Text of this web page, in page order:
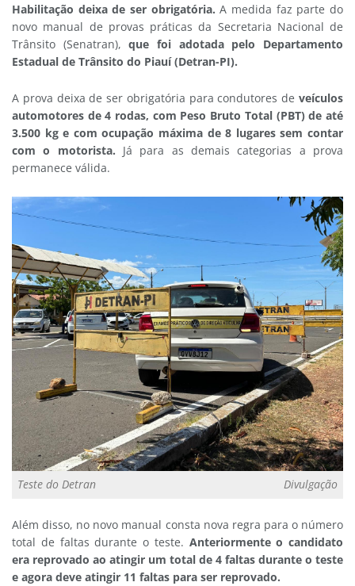
Habilitação deixa de ser obrigatória. A medida faz parte do
novo manual de provas práticas da Secretaria Nacional de
Trânsito (Senatran),que foi adotada pelo Departamento
Estadual de Trânsito do Piauí (Detran-PI).
A prova deixa de ser obrigatória para condutores de veículos
automotores de 4 rodas, com Peso Bruto Total (PBT) de até
3.500 kg e com ocupação máxima de 8 lugares sem contar
com o motorista. Já para as demais categorias a prova
permanece válida.
Teste do Detran Divulgação
Além disso, no novo manual consta nova regra para o número
total de faltas durante o teste. Anteriormente o candidato
era reprovado ao atingir um total de 4 faltas durante o teste
e agora deve atingir 11 faltas para ser reprovado.